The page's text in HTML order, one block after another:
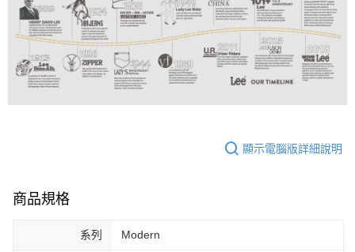
顯示電腦版詳細說明
商品規格
系列 Modern